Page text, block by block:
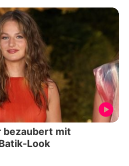
bezaubert mit
Look